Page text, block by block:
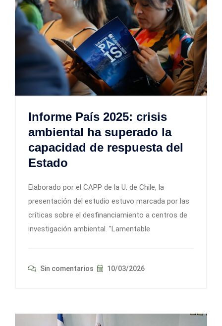
Informe País 2025: crisis
ambiental ha superado la
capacidad de respuesta del
Estado
Elaborado por el CAPP de la U. de Chile, la
presentación del estudio estuvo marcada por las
críticas sobre el desfinanciamiento a centros de
investigación ambiental. "Lamentable
Sin comentarios 10/03/2026